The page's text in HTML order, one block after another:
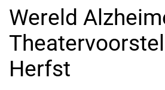
Wereld
Herfst